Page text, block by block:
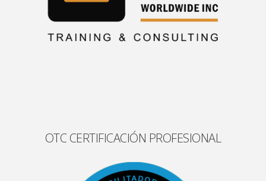
OTC CERTIFICACIÓN PROFESIONAL